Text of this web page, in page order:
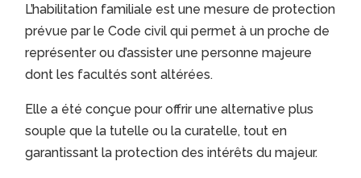
L’habilitation familiale est une mesure de protection
prévue par le Code civil qui permet à un proche de
représenter ou d’assister une personne majeure
dont les facultés sont altérées.
Elle a été conçue pour offrir une alternative plus
souple que la tutelle ou la curatelle, tout en
garantissant la protection des intérêts du majeur.